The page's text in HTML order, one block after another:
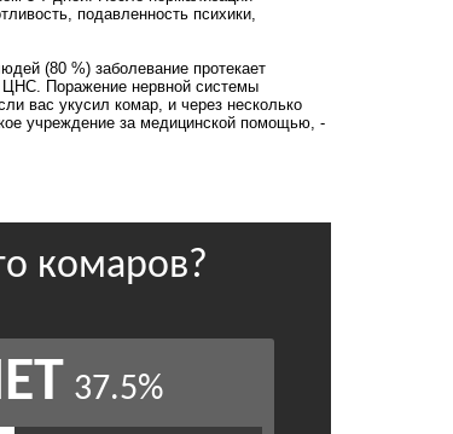
подавленность психики,
(80 %) заболевание протекает
ЦНС. Поражение нервной системы
вас укусил комар, и через несколько
учреждение за медицинской помощью, -